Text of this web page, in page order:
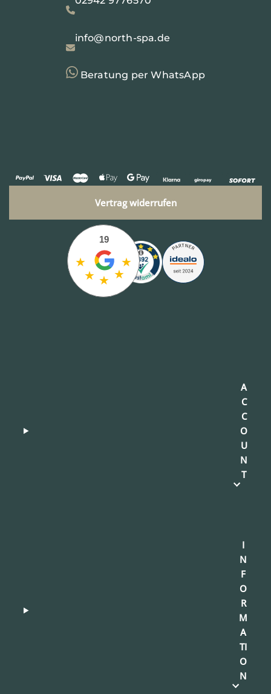
info@north-spa.de
Beratung per WhatsApp
Vertrag widerrufen
★
★ ★ ★
★
19
A
C
C
O
U
N
T
I
N
F
O
R
M
A
TI
O
N